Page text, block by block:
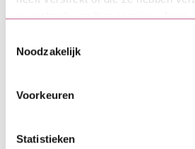
uw gebruik van hun services. Lees
Noodzakelijk
Voorkeuren
Statistieken